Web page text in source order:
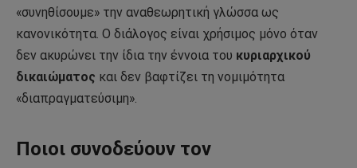
«συνηθίσουμε» την αναθεωρητική γλώσσα ως
κανονικότητα. Ο διάλογος είναι χρήσιμος μόνο όταν
δεν ακυρώνει την ίδια την έννοια του κυριαρχικού
δικαιώματος και δεν βαφτίζει τη νομιμότητα
«διαπραγματεύσιμη».
Ποιοι συνοδεύουν τον